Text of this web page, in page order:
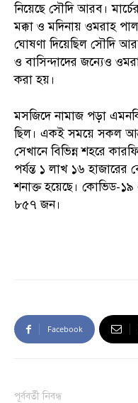
নিয়েছে সৌদি আরব।
মক্কা ও মদিনায় ওমরাহ
ঘোষণা দিয়েছিল সৌদি
ও বাসিন্দাদের জন্যেও
করা হয়।
মসজিদে নামাজ পড়া
ছিল। একই সময়ে সকল
সেখানে বিভিন্ন শহরে
পর্যন্ত ১ লাখ ১৬ হাজারের
শনাক্ত হয়েছে। কোভিড-১৯
৮৫৭ জন।
Facebook
পূর্ববর্তী নিবন্ধ